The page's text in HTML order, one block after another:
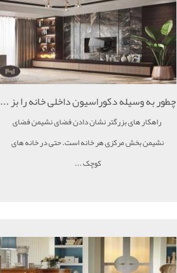
چطور به وسیله دکوراسیون داخلی خانه را بز ...
راهکار های بزرگتر نشان دادن فضای نشیمن فضای
نشیمن بخش مرکزی هر خانه است. حتی در خانه های
کوچک ...